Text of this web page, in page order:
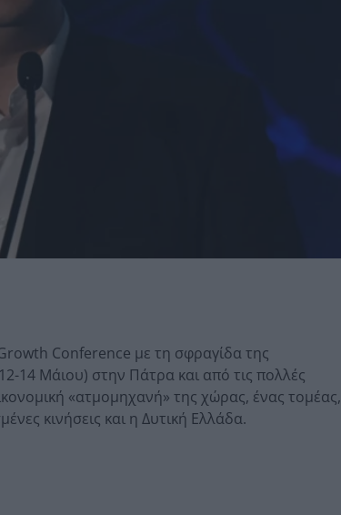
Conference με τη σφραγίδα της
14 Μάιου) στην Πάτρα και από τις πολλές
«ατμομηχανή» της χώρας, ένας τομέας,
κινήσεις και η Δυτική Ελλάδα.